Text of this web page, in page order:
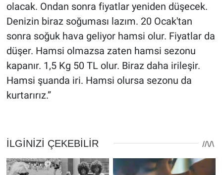
olacak. Ondan sonra fiyatlar yeniden düşecek.
Denizin biraz soğuması lazım. 20 Ocak'tan
sonra soğuk hava geliyor hamsi olur. Fiyatlar da
düşer. Hamsi olmazsa zaten hamsi sezonu
kapanır. 1,5 Kg 50 TL olur. Biraz daha irileşir.
Hamsi şuanda iri. Hamsi olursa sezonu da
kurtarırız.”